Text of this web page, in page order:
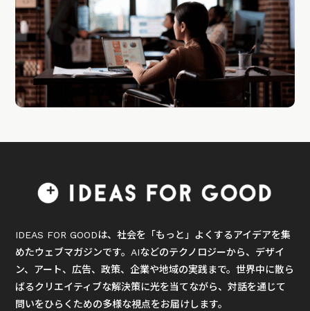
IDEAS FOR GOODは、社会を「もっと」よくするアイデアを集
めたウェブマガジンです。AIなどのテクノロジーから、デザイ
ン、アート、広告、政策、企業や地域の実践まで。世界中に散ら
ばるクリエイティブな解決策に光を当てながら、対話を通じて
問いをひらくための多様な視点をお届けします。